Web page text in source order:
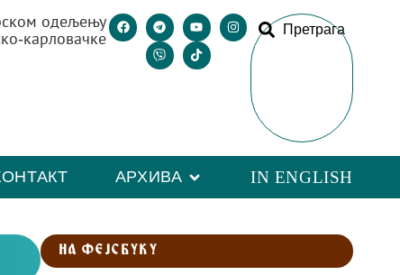
одељењу
карловачке
Претрага
АРХИВА IN ENGLISH
НА ФЕЈСБУКУ